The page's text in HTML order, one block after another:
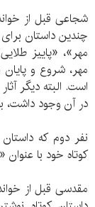
شجاعی قبل از
چندین داستان
مهر»، «پاییز
مهر، شروع و
است. البته دیگر
در آن وجود داشت،
نفر دوم که
کوتاه خود با عنوان